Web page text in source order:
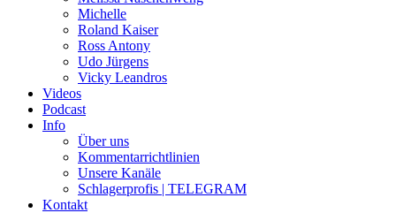
Michelle
Roland Kaiser
Ross Antony
Udo Jürgens
Vicky Leandros
Videos
Podcast
Info
Über uns
Kommentarrichtlinien
Unsere Kanäle
Schlagerprofis | TELEGRAM
Kontakt